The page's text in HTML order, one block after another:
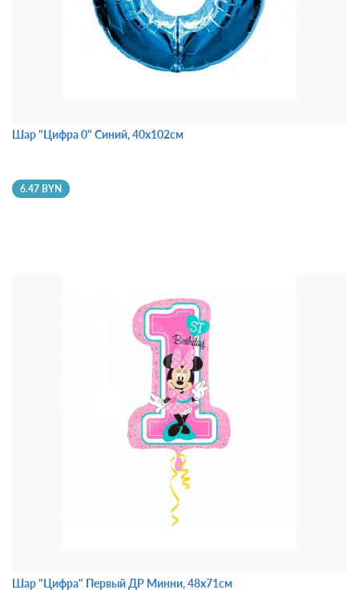
Шар "Цифра 0" Синий, 40х102см
6.47 BYN
Шар "Цифра" Первый ДР Минни, 48х71см